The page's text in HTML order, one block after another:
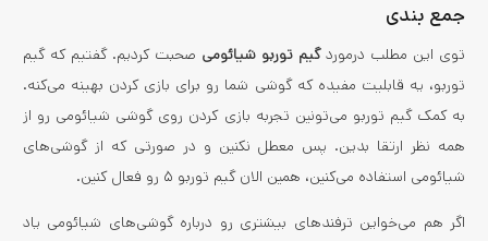
جمع بندی
توی این مطلب درموردگیم توربو شیائومی صحبت کردیم. گفتیم که گیم
توربو، یه قابلیت مفیده که گوشی شما رو برای بازی کردن بهینه می‌کنه.
به کمک گیم توربو می‌تونین تجربه بازی کردن روی گوشی شیائومی رو از
همه نظر ارتقا بدین. پس معطل نکنین و در صورتی که از گوشی‌های
شیائومی استفاده می‌کنین، همین الان گیم توربو ۵ رو فعال کنین.
اگر هم می‌خواین ترفندهای بیشتری رو درباره گوشی‌های شیائومی یاد